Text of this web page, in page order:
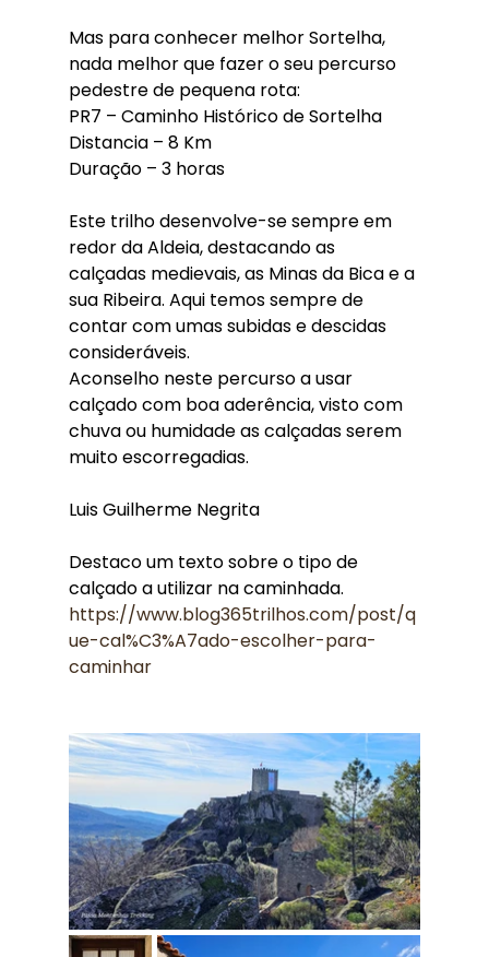
Mas para conhecer melhor Sortelha,
nada melhor que fazer o seu percurso
pedestre de pequena rota:
PR7 – Caminho Histórico de Sortelha
Distancia – 8 Km
Duração – 3 horas
Este trilho desenvolve-se sempre em
redor da Aldeia, destacando as
calçadas medievais, as Minas da Bica e a
sua Ribeira. Aqui temos sempre de
contar com umas subidas e descidas
consideráveis.
Aconselho neste percurso a usar
calçado com boa aderência, visto com
chuva ou humidade as calçadas serem
muito escorregadias.
Luis Guilherme Negrita
Destaco um texto sobre o tipo de
calçado a utilizar na caminhada.
https://www.blog365trilhos.com/post/q
ue-cal%C3%A7ado-escolher-para-
caminhar